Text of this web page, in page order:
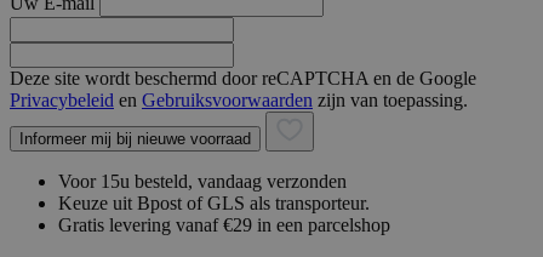
Deze site wordt beschermd door reCAPTCHA en de Google
Privacybeleid en Gebruiksvoorwaarden zijn van toepassing.
Informeer mij bij nieuwe voorraad
Voor 15u besteld, vandaag verzonden
Keuze uit Bpost of GLS als transporteur.
Gratis levering vanaf €29 in een parcelshop